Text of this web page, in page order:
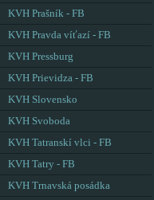
KVH Prašník - FB
KVH Pravda víťazí - FB
KVH Pressburg
KVH Prievidza - FB
KVH Slovensko
KVH Svoboda
KVH Tatranskí vlci - FB
KVH Tatry - FB
KVH Trnavská posádka